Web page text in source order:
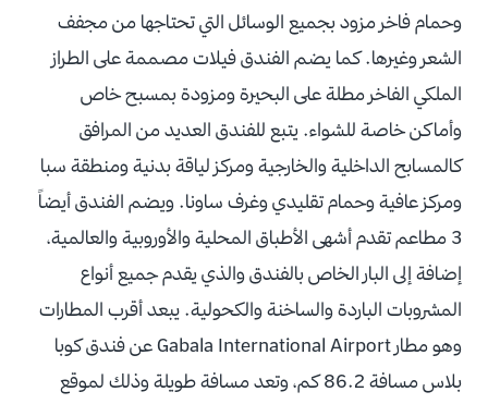
وحمام فاخر مزود بجميع الوسائل التي تحتاجها من مجفف
الشعر وغيرها. كما يضم الفندق فيلات مصممة على الطراز
الملكي الفاخر مطلة على البحيرة ومزودة بمسبح خاص
وأماكن خاصة للشواء. يتبع للفندق العديد من المرافق
كالمسابح الداخلية والخارجية ومركز لياقة بدنية ومنطقة سبا
ومركز عافية وحمام تقليدي وغرف ساونا. ويضم الفندق أيضاً
3 مطاعم تقدم أشهى الأطباق المحلية والأوروبية والعالمية،
إضافة إلى البار الخاص بالفندق والذي يقدم جميع أنواع
المشروبات الباردة والساخنة والكحولية. يبعد أقرب المطارات
وهو مطار Gabala International Airport عن فندق كوبا
بلاس مسافة 86.2 كم، وتعد مسافة طويلة وذلك لموقع